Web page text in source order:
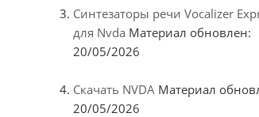
Синтезаторы речи Vocalizer
для Nvda Материал обновлен:
20/05/2026
Скачать NVDA Материал
20/05/2026